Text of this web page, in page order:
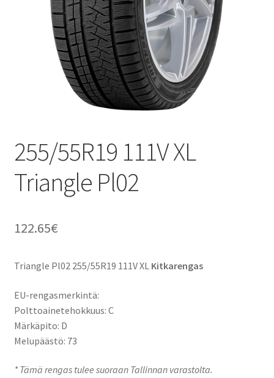
255/55R19 111V XL
Triangle Pl02
122.65€
Triangle Pl02 255/55R19 111V XL Kitkarengas
EU-rengasmerkintä:
Polttoainetehokkuus: C
Märkäpito: D
Melupäästö: 73
* Tämä rengas tulee suoraan Tallinnan varastolta.